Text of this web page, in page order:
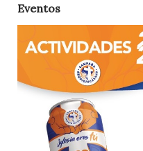
Eventos